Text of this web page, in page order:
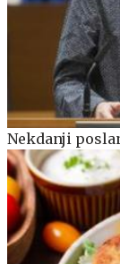
Nekdanji